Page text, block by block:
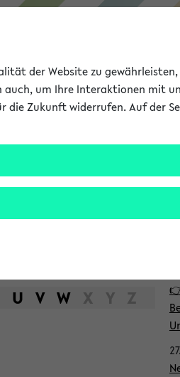
U V W X Y Z
S
i
der Website zu
auch, um Ihre Interaktionen mit
die Zukunft widerrufen. Auf der